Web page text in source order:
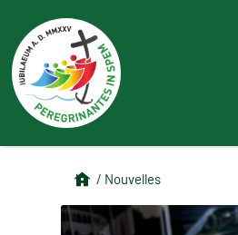
/ Nouvelles